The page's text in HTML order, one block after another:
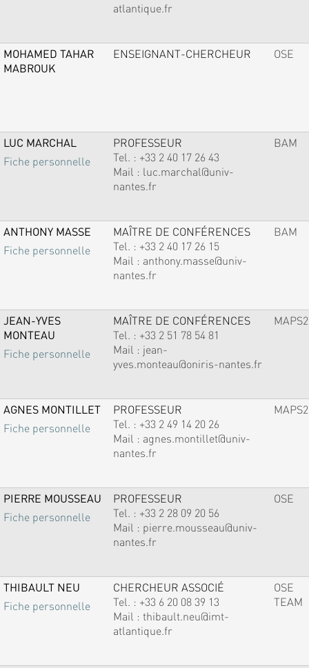
atlantique.fr
MOHAMED TAHAR
MABROUK
ENSEIGNANT-CHERCHEUR OSE
LUC MARCHAL
Fiche personnelle
PROFESSEUR
Tel. : +33 2 40 17 26 43
Mail : luc.marchal@univ-
nantes.fr
BAM
ANTHONY MASSE
Fiche personnelle
MAÎTRE DE CONFÉRENCES
Tel. : +33 2 40 17 26 15
Mail : anthony.masse@univ-
nantes.fr
BAM
JEAN-YVES
MONTEAU
Fiche personnelle
MAÎTRE DE CONFÉRENCES
Tel. : +33 2 51 78 54 81
Mail : jean-
yves.monteau@oniris-nantes.fr
MAPS2
AGNES MONTILLET
Fiche personnelle
PROFESSEUR
Tel. : +33 2 49 14 20 26
Mail : agnes.montillet@univ-
nantes.fr
MAPS2
PIERRE MOUSSEAU
Fiche personnelle
PROFESSEUR
Tel. : +33 2 28 09 20 56
Mail : pierre.mousseau@univ-
nantes.fr
OSE
THIBAULT NEU
Fiche personnelle
CHERCHEUR ASSOCIÉ
Tel. : +33 6 20 08 39 13
Mail : thibault.neu@imt-
atlantique.fr
OSE
TEAM